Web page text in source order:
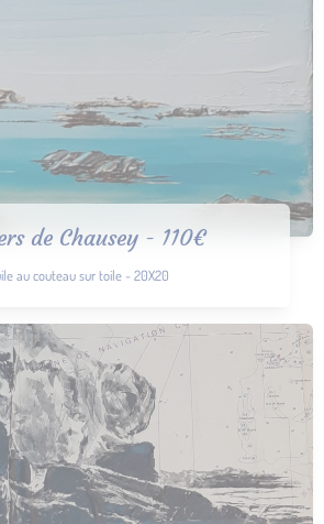
de Chausey - 110€
au couteau sur toile - 20X20